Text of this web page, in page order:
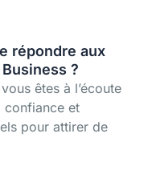
répondre aux
?
êtes à l’écoute
confiance et
pour attirer de